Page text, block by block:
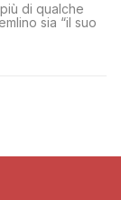
di qualche
sia “il suo